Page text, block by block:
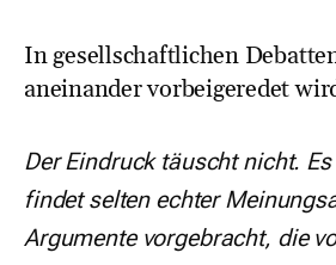
In gesellschaftlichen
aneinander vorbeigeredet
Der Eindruck täuscht nicht.
findet selten echter
Argumente vorgebracht, die